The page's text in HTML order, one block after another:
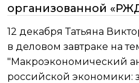
организованной
12 декабря Татьяна
в деловом завтраке на
"Макроэкономический
российской экономики: